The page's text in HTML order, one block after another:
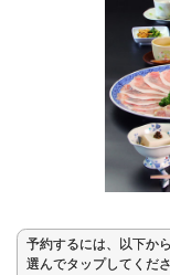
予約するには、以下か
選んでタップしてくださ